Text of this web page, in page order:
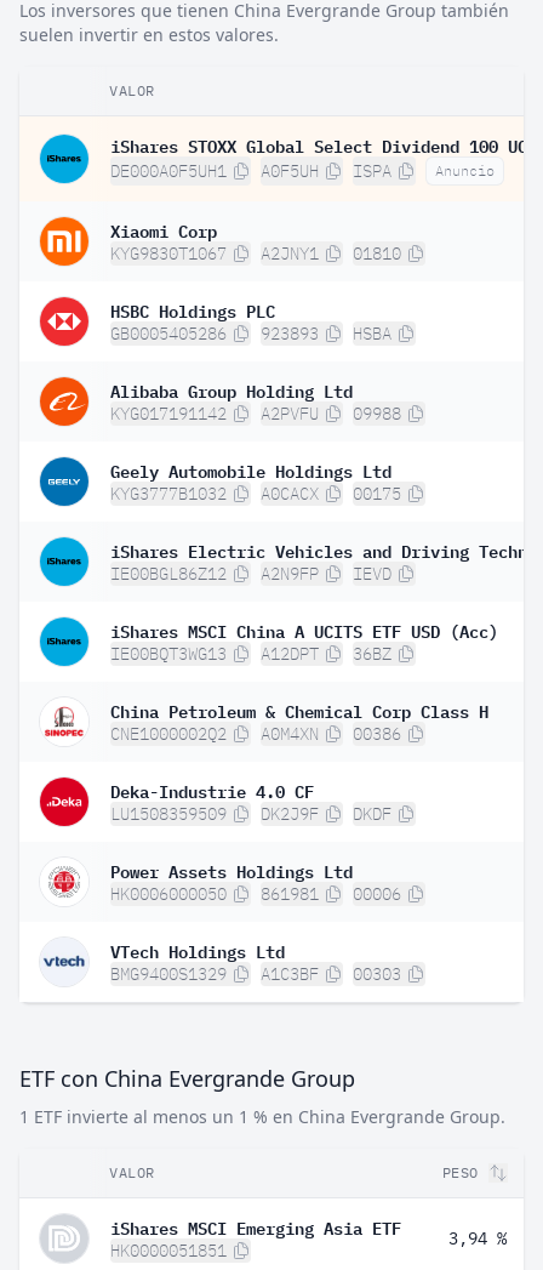
Los inversores que tienen China Evergrande Group también
suelen invertir en estos valores.
VALOR
DE000A0F5UH1 A0F5UH ISPA Anuncio
Xiaomi Corp
KYG9830T1067 A2JNY1 01810
HSBC Holdings PLC
GB0005405286 923893 HSBA
Alibaba Group Holding Ltd
KYG017191142 A2PVFU 09988
Geely Automobile Holdings Ltd
KYG3777B1032 A0CACX 00175
IE00BGL86Z12 A2N9FP IEVD
iShares MSCI China A UCITS ETF USD (Acc)
IE00BQT3WG13 A12DPT 36BZ
China Petroleum & Chemical Corp Class H
CNE1000002Q2 A0M4XN 00386
Deka-Industrie 4.0 CF
LU1508359509 DK2J9F DKDF
Power Assets Holdings Ltd
HK0006000050 861981 00006
VTech Holdings Ltd
BMG9400S1329 A1C3BF 00303
ETF con China Evergrande Group
1 ETF invierte al menos un 1 % en China Evergrande Group.
VALOR PESO
iShares MSCI Emerging Asia ETF
HK0000051851
3,94 %